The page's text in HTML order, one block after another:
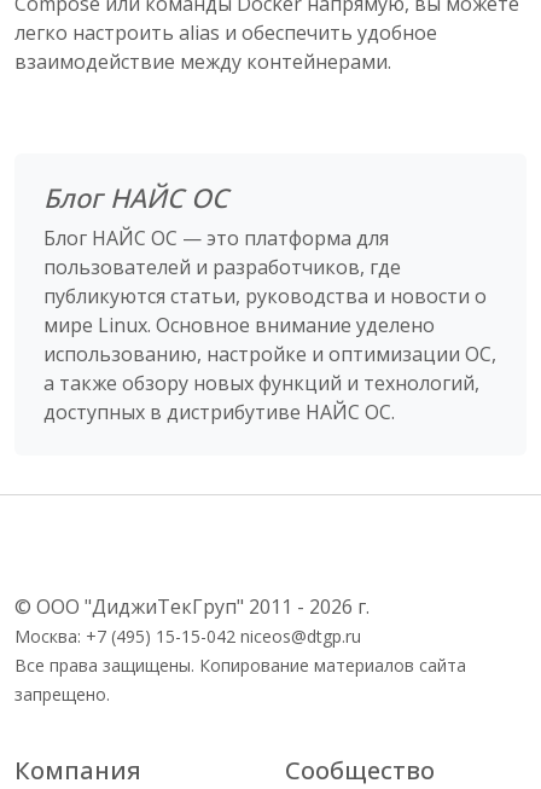
легко настроить alias и обеспечить удобное
взаимодействие между контейнерами.
Блог НАЙС ОС
Блог НАЙС ОС — это платформа для
пользователей и разработчиков, где
публикуются статьи, руководства и новости о
мире Linux. Основное внимание уделено
использованию, настройке и оптимизации ОС,
а также обзору новых функций и технологий,
доступных в дистрибутиве НАЙС ОС.
© ООО "ДиджиТекГруп" 2011 - 2026 г.
Москва: +7 (495) 15-15-042 niceos@dtgp.ru
Все права защищены. Копирование материалов сайта
запрещено.
Компания Сообщество